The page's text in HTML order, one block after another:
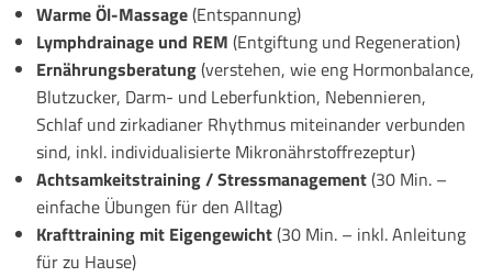
Warme Öl-Massage(Entspannung)
Lymphdrainage und REM (Entgiftung und Regeneration)
Ernährungsberatung(verstehen, wie eng Hormonbalance,
Blutzucker, Darm- und Leberfunktion, Nebennieren,
Schlaf und zirkadianer Rhythmus miteinander verbunden
sind, inkl. individualisierte Mikronährstoffrezeptur)
Achtsamkeitstraining / Stressmanagement(30 Min. –
einfache Übungen für den Alltag)
Krafttraining mit Eigengewicht(30 Min. – inkl. Anleitung
für zu Hause)